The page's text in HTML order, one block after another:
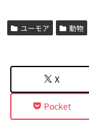
ユーモア 動物
X
Pocket